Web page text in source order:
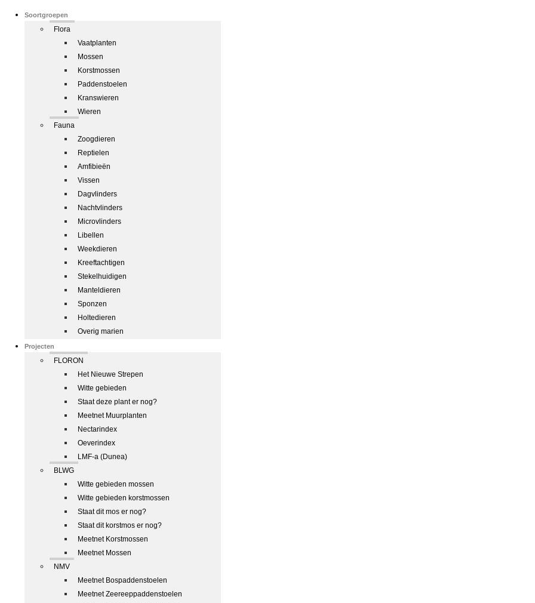
Soortgroepen
Flora
Vaatplanten
Mossen
Korstmossen
Paddenstoelen
Kranswieren
Wieren
Fauna
Zoogdieren
Reptielen
Amfibieën
Vissen
Dagvlinders
Nachtvlinders
Microvlinders
Libellen
Weekdieren
Kreeftachtigen
Stekelhuidigen
Manteldieren
Sponzen
Holtedieren
Overig marien
Projecten
FLORON
Het Nieuwe Strepen
Witte gebieden
Staat deze plant er nog?
Meetnet Muurplanten
Nectarindex
Oeverindex
LMF-a (Dunea)
BLWG
Witte gebieden mossen
Witte gebieden korstmossen
Staat dit mos er nog?
Staat dit korstmos er nog?
Meetnet Korstmossen
Meetnet Mossen
NMV
Meetnet Bospaddenstoelen
Meetnet Zeereeppaddenstoelen